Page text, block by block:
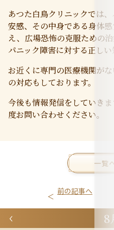
あつた白鳥クリニックでは
安感、その中身である身体
え、広場恐怖の克服ための
パニック障害に対する正しい
お近くに専門の医療機関が
の対応もしております。
今後も情報発信をしていき
度お問い合わせください。
前の記事へ
一覧
8